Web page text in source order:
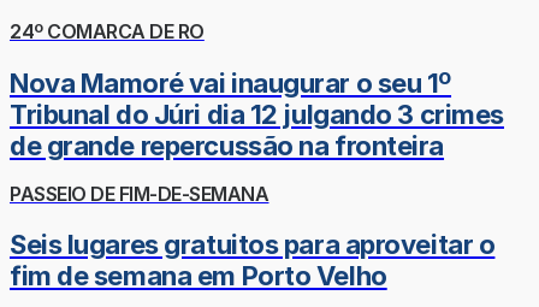
24º COMARCA DE RO
Nova Mamoré vai inaugurar o seu 1º
Tribunal do Júri dia 12 julgando 3 crimes
de grande repercussão na fronteira
PASSEIO DE FIM-DE-SEMANA
Seis lugares gratuitos para aproveitar o
fim de semana em Porto Velho